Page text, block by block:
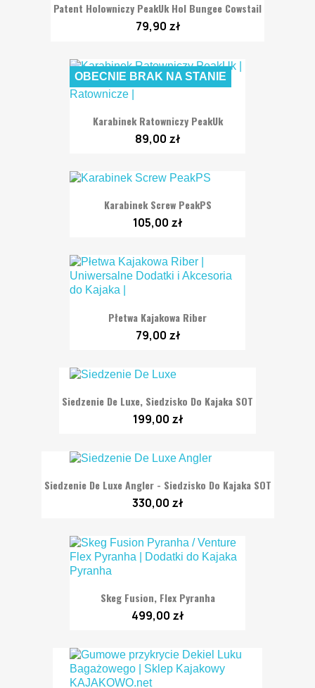
Patent Holowniczy PeakUk Hol Bungee Cowstail
79,90 zł
Karabinek Ratowniczy PeakUk
89,00 zł
OBECNIE BRAK NA STANIE
Karabinek Screw PeakPS
105,00 zł
Płetwa Kajakowa Riber
79,00 zł
Siedzenie De Luxe, Siedzisko Do Kajaka SOT
199,00 zł
Siedzenie De Luxe Angler - Siedzisko Do Kajaka SOT
330,00 zł
Skeg Fusion, Flex Pyranha
499,00 zł